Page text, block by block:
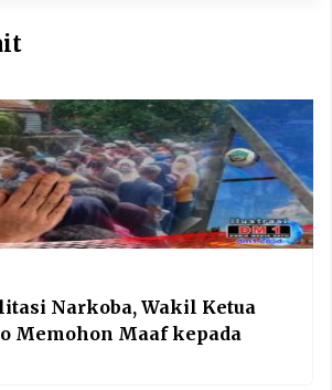
Narkoba, Wakil Ketua
Memohon Maaf kepada